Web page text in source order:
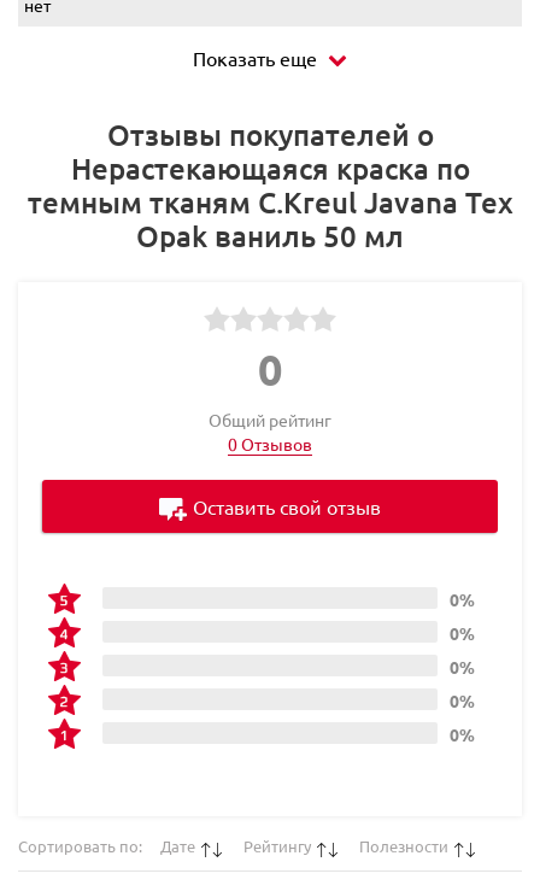
нет
Показать еще
Отзывы покупателей о
Нерастекающаяся краска по
темным тканям C.Kreul Javana Tex
Opak ваниль 50 мл
0
Общий рейтинг
0 Отзывов
0%
0%
0%
0%
0%
Оставить свой отзыв
Сортировать по: Дате Рейтингу Полезности